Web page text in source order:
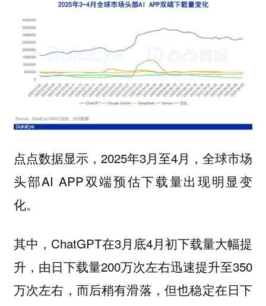
点点数据显示，2025年3月至4月，全球市场
头部AI APP双端预估下载量出现明显变
化。
其中，ChatGPT在3月底4月初下载量大幅提
升，由日下载量200万次左右迅速提升至350
万次左右，而后稍有滑落，但也稳定在日下